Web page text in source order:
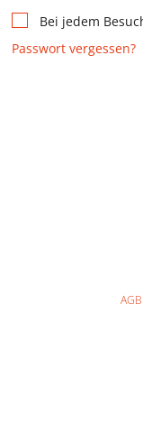
Bei jedem
Passwort vergessen?